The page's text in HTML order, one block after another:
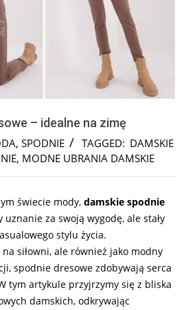
– idealne na zimę
, SPODNIE TAGGED: DAMSKIE
, MODNE UBRANIA DAMSKIE
świecie mody, damskie spodnie
uznanie za swoją wygodę, ale stały
stylu życia.
siłowni, ale również jako modny
spodnie dresowe zdobywają serca
tym artykule przyjrzymy się z bliska
damskich, odkrywając